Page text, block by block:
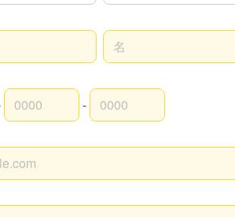
名前の名
携帯）の市外局番
携帯）の市内局番
-
携帯）の加入者番号
レス